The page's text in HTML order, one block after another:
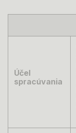
Účel
spracúvania